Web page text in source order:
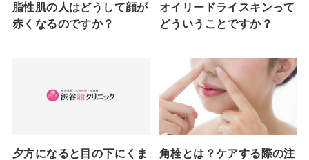
脂性肌の人はどうして顔が
赤くなるのですか？
オイリードライスキンって
どういうことですか？
夕方になると目の下にくま
角栓とは？ケアする際の注